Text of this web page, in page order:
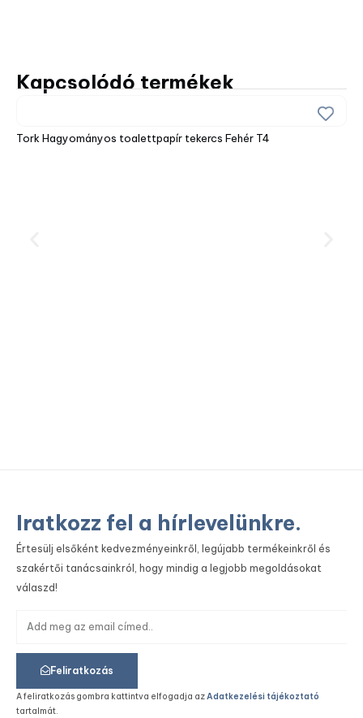
Kapcsolódó termékek
Tork Hagyományos toalettpapír tekercs Fehér T4
Iratkozz fel a hírlevelünkre.
Értesülj elsőként kedvezményeinkről, legújabb termékeinkről és
szakértői tanácsainkról, hogy mindig a legjobb megoldásokat
válaszd!
Feliratkozás
A feliratkozás gombra kattintva elfogadja azAdatkezelési tájékoztató
tartalmát.